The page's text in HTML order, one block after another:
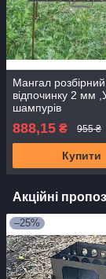
Мангал
відпочинку 2 мм
шампурів
888,15 ₴ 955 ₴
Купити
Акційні
–25%